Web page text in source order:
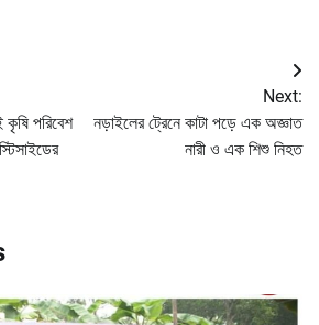
কৃষি পরিবেশ
Next:
নড়াইলের ট্রেনে কাটা পড়ে এক অজ্ঞাত
নারী ও এক শিশু নিহত